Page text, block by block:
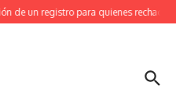
de un registro para quienes rechacen